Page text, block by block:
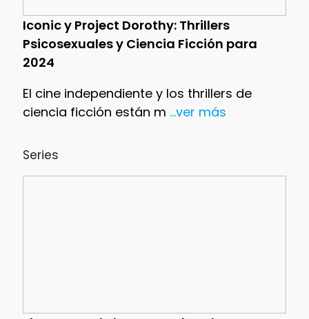
Iconic y Project Dorothy: Thrillers
Psicosexuales y Ciencia Ficción para
2024
El cine independiente y los thrillers de
ciencia ficción están m ...ver más
Series